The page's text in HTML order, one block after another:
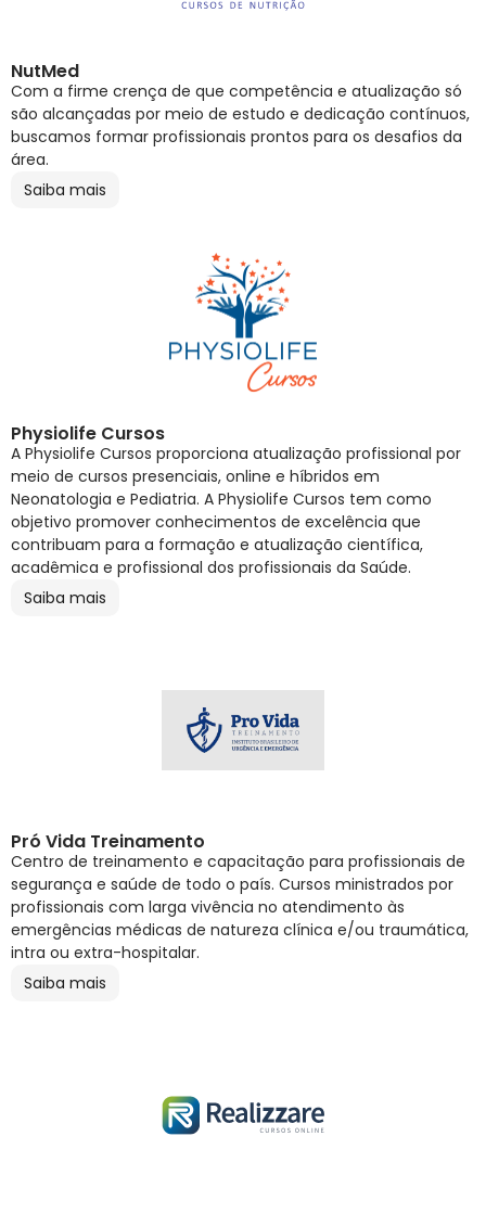
NutMed
Com a firme crença de que competência e atualização só
são alcançadas por meio de estudo e dedicação contínuos,
buscamos formar profissionais prontos para os desafios da
área.
Saiba mais
Physiolife Cursos
A Physiolife Cursos proporciona atualização profissional por
meio de cursos presenciais, online e híbridos em
Neonatologia e Pediatria. A Physiolife Cursos tem como
objetivo promover conhecimentos de excelência que
contribuam para a formação e atualização científica,
acadêmica e profissional dos profissionais da Saúde.
Saiba mais
Pró Vida Treinamento
Centro de treinamento e capacitação para profissionais de
segurança e saúde de todo o país. Cursos ministrados por
profissionais com larga vivência no atendimento às
emergências médicas de natureza clínica e/ou traumática,
intra ou extra-hospitalar.
Saiba mais